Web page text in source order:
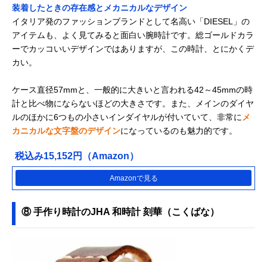
装着したときの存在感とメカニカルなデザイン
イタリア発のファッションブランドとして名高い「DIESEL」の
アイテムも、よく見てみると面白い腕時計です。総ゴールドカラ
ーでカッコいいデザインではありますが、この時計、とにかくデ
カい。
ケース直径57mmと、一般的に大きいと言われる42～45mmの時
計と比べ物にならないほどの大きさです。また、メインのダイヤ
ルのほかに6つもの小さいインダイヤルが付いていて、非常に メ
カニカルな文字盤のデザインになっているのも魅力的です。
税込み15,152円（Amazon）
Amazonで見る
⑧ 手作り時計のJHA 和時計 刻華（こくばな）